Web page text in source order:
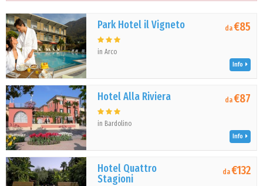
Park Hotel il Vigneto
in Arco
da€85
Info
Hotel Alla Riviera
in Bardolino
da€87
Info
Hotel Quattro
Stagioni
da€132